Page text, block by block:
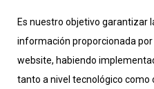
Es nuestro objetivo garantizar
información proporcionada
website, habiendo
tanto a nivel tecnológico como